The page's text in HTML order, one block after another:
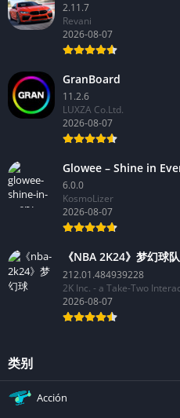
2.11.7
Revani
2026-08-07
GranBoard
11.2.6
LUXZA Co.Ltd.
2026-08-07
Glowee – Shine in
6.0.0
KosmoLizer
2026-08-07
《NBA 2K24》梦幻球队
212.01.484939228
2K Inc. - a Take-Two
2026-08-07
类别
Acción